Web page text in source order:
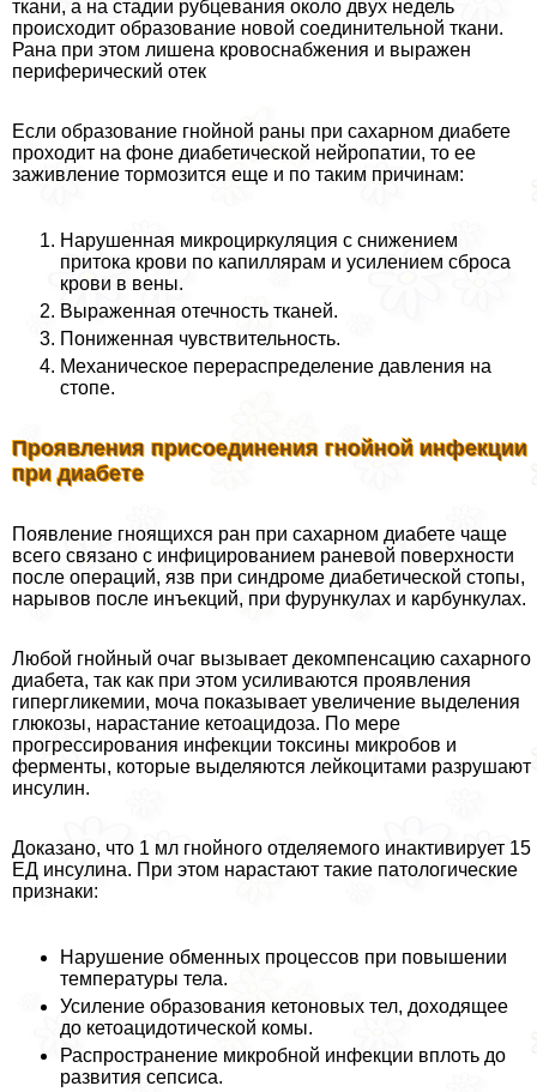
ткани, а на стадии рубцевания около двух недель
происходит образование новой соединительной ткани.
Рана при этом лишена кровоснабжения и выражен
периферический отек
Если образование гнойной раны при сахарном диабете
проходит на фоне диабетической нейропатии, то ее
заживление тормозится еще и по таким причинам:
Нарушенная микроциркуляция с снижением
притока крови по капиллярам и усилением сброса
крови в вены.
Выраженная отечность тканей.
Пониженная чувствительность.
Механическое перераспределение давления на
стопе.
Проявления присоединения гнойной инфекции
при диабете
Появление гноящихся ран при сахарном диабете чаще
всего связано с инфицированием раневой поверхности
после операций, язв при синдроме диабетической стопы,
нарывов после инъекций, при фурункулах и карбункулах.
Любой гнойный очаг вызывает декомпенсацию сахарного
диабета, так как при этом усиливаются проявления
гипергликемии, моча показывает увеличение выделения
глюкозы, нарастание кетоацидоза. По мере
прогрессирования инфекции токсины микробов и
ферменты, которые выделяются лейкоцитами разрушают
инсулин.
Доказано, что 1 мл гнойного отделяемого инактивирует 15
ЕД инсулина. При этом нарастают такие патологические
признаки:
Нарушение обменных процессов при повышении
температуры тела.
Усиление образования кетоновых тел, доходящее
до кетоацидотической комы.
Распространение микробной инфекции вплоть до
развития сепсиса.